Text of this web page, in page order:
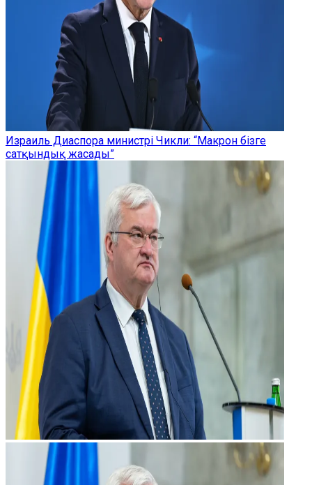
Израиль Диаспора министрі Чикли: “Макрон бізге
сатқындық жасады”